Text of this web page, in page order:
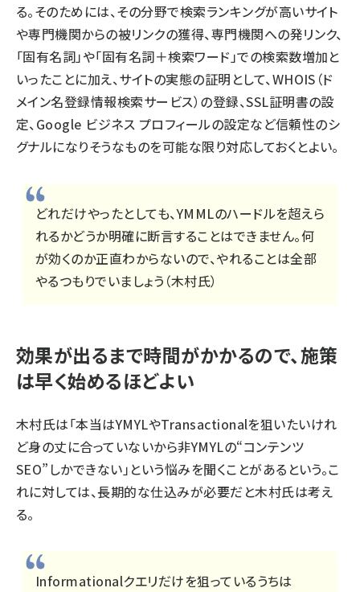
る。そのためには、その分野で検索ランキングが高いサイト
や専門機関からの被リンクの獲得、専門機関への発リンク、
「固有名詞」や「固有名詞＋検索ワード」での検索数増加と
いったことに加え、サイトの実態の証明として、WHOIS（ド
メイン名登録情報検索サービス）の登録、SSL証明書の設
定、Google ビジネス プロフィールの設定など信頼性のシ
グナルになりそうなものを可能な限り対応しておくとよい。
どれだけやったとしても、YMMLのハードルを超えら
れるかどうか明確に断言することはできません。何
が効くのか正直わからないので、やれることは全部
やるつもりでいましょう（木村氏）
効果が出るまで時間がかかるので、施策
は早く始めるほどよい
木村氏は「本当はYMYLやTransactionalを狙いたいけれ
ど身の丈に合っていないから非YMYLの“コンテンツ
SEO”しかできない」という悩みを聞くことがあるという。こ
れに対しては、長期的な仕込みが必要だと木村氏は考え
る。
Informationalクエリだけを狙っているうちは